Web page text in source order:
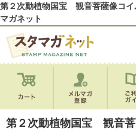
第２次動植物国宝 観音菩薩像コイ
マガネット
第２次動植物国宝 観音